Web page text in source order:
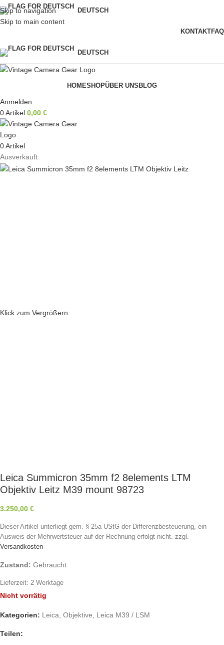
Skip to navigation
Skip to main content
DEUTSCH
KONTAKTFAQ
DEUTSCH
HOMESHOPÜBER UNS BLOG
Anmelden
0Artikel 0,00 €
0Artikel
Ausverkauft
Klick zum Vergrößern
Leica Summicron 35mm f2 8elements LTM
Objektiv Leitz M39 mount 98723
3.250,00 €
Dieser Artikel unterliegt gem. § 25a UStG der Differenzbesteuerung, ein
Ausweis der Mehrwertsteuer auf der Rechnung erfolgt nicht. zzgl.
Versandkosten
Zustand: Gebraucht
Lieferzeit: 2 Werktage
Nicht vorrätig
Kategorien: Leica Objektive Leica M39 / LSM
Teilen: